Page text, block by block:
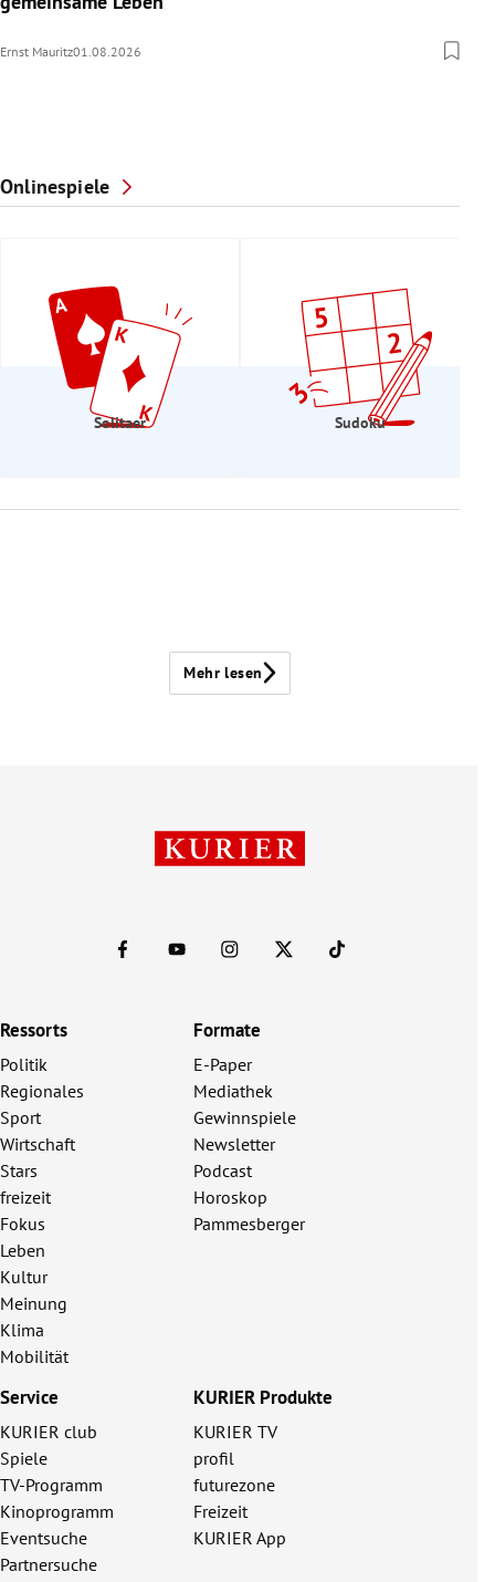
Ernst Mauritz01.08.2026
Onlinespiele
Solitaer Sudoku
Mehr lesen
Ressorts
Politik
Regionales
Sport
Wirtschaft
Stars
freizeit
Fokus
Leben
Kultur
Meinung
Klima
Mobilität
Formate
E-Paper
Mediathek
Gewinnspiele
Newsletter
Podcast
Horoskop
Pammesberger
Service
KURIER club
Spiele
TV-Programm
Kinoprogramm
Eventsuche
Partnersuche
KURIER Produkte
KURIER TV
profil
futurezone
Freizeit
KURIER App